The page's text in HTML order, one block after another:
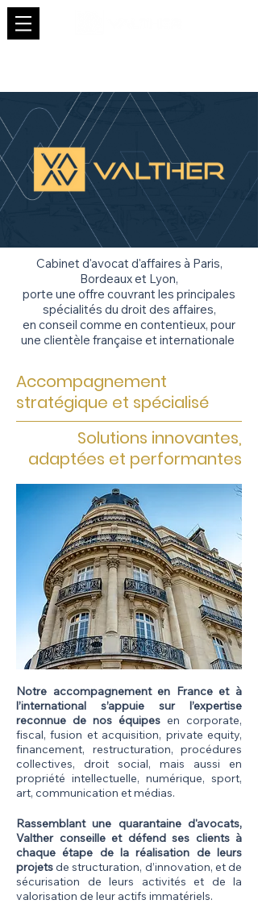
Cabinet d'avocat d'affaires à Paris,
Bordeaux et Lyon,
porte une offre couvrant les principales
spécialités du droit des affaires,
en conseil comme en contentieux, pour
une clientèle française et internationale
Accompagnement
stratégique et spécialisé
Solutions innovantes,
adaptées et performantes
Notre accompagnement en France et à
l’international s’appuie sur l’expertise
reconnue de nos équipes en corporate,
fiscal, fusion et acquisition, private equity,
financement, restructuration, procédures
collectives, droit social, mais aussi en
propriété intellectuelle, numérique, sport,
art, communication et médias.
Rassemblant une quarantaine d'avocats,
Valther conseille et défend ses clients à
chaque étape de la réalisation de leurs
projetsde structuration, d’innovation, et de
sécurisation de leurs activités et de la
valorisation de leur actifs immatériels.